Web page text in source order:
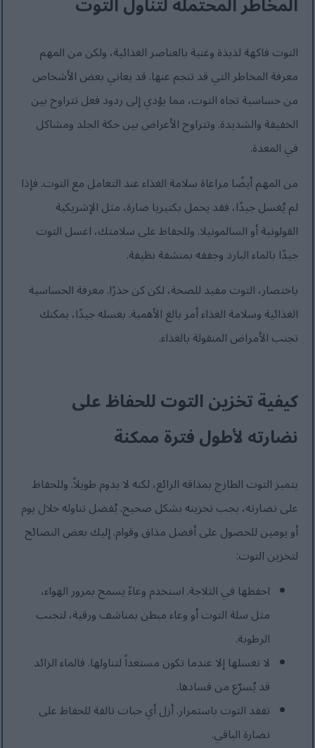
التوت فاكهة لذيذة وغنية بالعناصر الغذائية، ولكن من المهم
معرفة المخاطر التي قد تنجم عنها. قد يعاني بعض الأشخاص
من حساسية تجاه التوت، مما يؤدي إلى ردود فعل تتراوح بين
الخفيفة والشديدة. وتتراوح الأعراض بين حكة الجلد ومشاكل
في المعدة.
من المهم أيضًا مراعاة سلامة الغذاء عند التعامل مع التوت. فإذا
لم يُغسل جيدًا، فقد يحمل بكتيريا ضارة، مثل الإشريكية
القولونية أو السالمونيلا. وللحفاظ على سلامتك، اغسل التوت
جيدًا بالماء البارد وجففه بمنشفة نظيفة.
باختصار، التوت مفيد للصحة، لكن كن حذرًا. معرفة الحساسية
الغذائية وسلامة الغذاء أمر بالغ الأهمية. بغسله جيدًا، يمكنك
تجنب الأمراض المنقولة بالغذاء.
كيفية تخزين التوت للحفاظ على
نضارته لأطول فترة ممكنة
يتميز التوت الطازج بمذاقه الرائع، لكنه لا يدوم طويلاً. وللحفاظ
على نضارته، يجب تخزينه بشكل صحيح. يُفضل تناوله خلال يوم
أو يومين للحصول على أفضل مذاق وقوام. إليك بعض النصائح
لتخزين التوت:
احفظها في الثلاجة. استخدم وعاءً يسمح بمرور الهواء،
مثل سلة التوت أو وعاء مبطن بمناشف ورقية، لتجنب
الرطوبة.
لا تغسلها إلا عندما تكون مستعداً لتناولها. فالماء الزائد
قد يُسرّع من فسادها.
تفقد التوت باستمرار. أزل أي حبات تالفة للحفاظ على
نضارة الباقي.